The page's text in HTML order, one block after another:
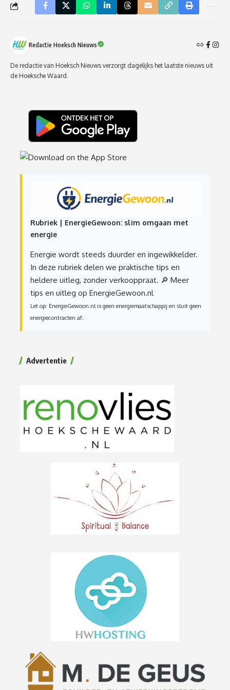
Redactie Hoeksch Nieuws
De redactie van Hoeksch Nieuws verzorgt dagelijks het laatste nieuws uit
de Hoeksche Waard.
Rubriek | EnergieGewoon: slim omgaan met
energie
Energie wordt steeds duurder en ingewikkelder.
In deze rubriek delen we praktische tips en
heldere uitleg, zonder verkooppraat. 🔎 Meer
tips en uitleg op EnergieGewoon.nl
Let op: EnergieGewoon.nl is geen energiemaatschappij en sluit geen
energiecontracten af.
Advertentie